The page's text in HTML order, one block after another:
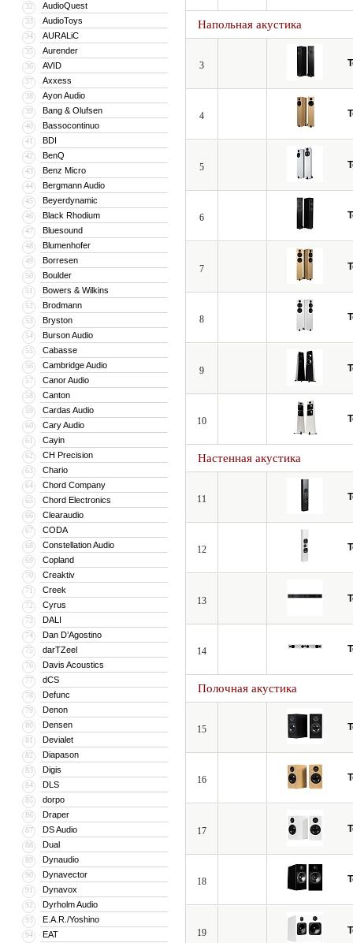
32 AudioQuest
33 AudioToys
34 AURALiC
35 Aurender
36 AVID
37 Axxess
38 Ayon Audio
39 Bang & Olufsen
40 Bassocontinuo
41 BDI
42 BenQ
43 Benz Micro
44 Bergmann Audio
45 Beyerdynamic
46 Black Rhodium
47 Bluesound
48 Blumenhofer
49 Borresen
50 Boulder
51 Bowers & Wilkins
52 Brodmann
53 Bryston
54 Burson Audio
55 Cabasse
56 Cambridge Audio
57 Canor Audio
58 Canton
59 Cardas Audio
60 Cary Audio
61 Cayin
62 CH Precision
63 Chario
64 Chord Company
65 Chord Electronics
66 Clearaudio
67 CODA
68 Constellation Audio
69 Copland
70 Creaktiv
71 Creek
72 Cyrus
73 DALI
74 Dan D’Agostino
75 darTZeel
76 Davis Acoustics
77 dCS
78 Defunc
79 Denon
80 Densen
81 Devialet
82 Diapason
83 Digis
84 DLS
85 dorpo
86 Draper
87 DS Audio
88 Dual
89 Dynaudio
90 Dynavector
91 Dynavox
92 Dyrholm Audio
93 E.A.R./Yoshino
94 EAT
Напольная акустика
3
4
5
6
7
8
9
10
Настенная акустика
11
12
13
14
Полочная акустика
15
16
17
18
19